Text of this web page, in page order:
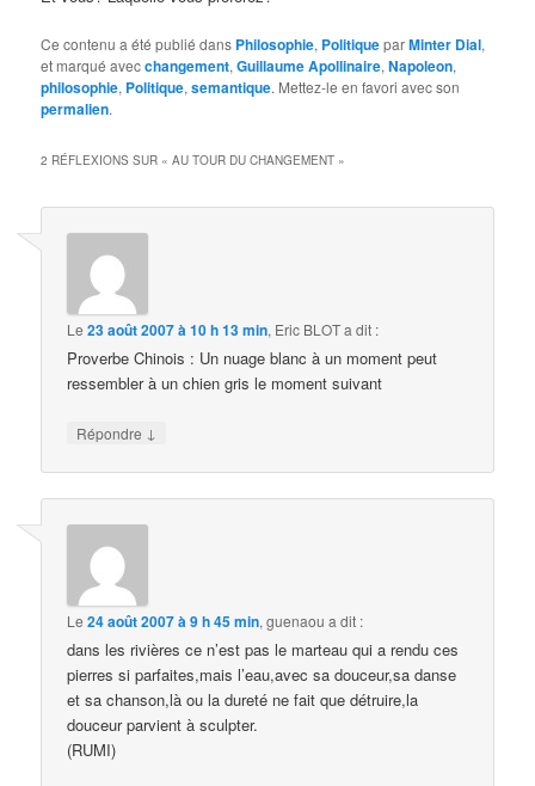
Ce contenu a été publié dans Philosophie, PolitiqueparMinter Dial,
et marqué avecchangement,Guillaume Apollinaire,Napoleon,
philosophie, Politique,semantique. Mettez-le en favori avec son
permalien.
2 RÉFLEXIONS SUR «AU TOUR DU CHANGEMENT »
Le23 août 2007 à 10 h 13 min, Eric BLOTa dit :
Proverbe Chinois : Un nuage blanc à un moment peut
ressembler à un chien gris le moment suivant
Répondre ↓
Le24 août 2007 à 9 h 45 min,guenaou a dit :
dans les rivières ce n’est pas le marteau qui a rendu ces
pierres si parfaites,mais l’eau,avec sa douceur,sa danse
et sa chanson,là ou la dureté ne fait que détruire,la
douceur parvient à sculpter.
(RUMI)